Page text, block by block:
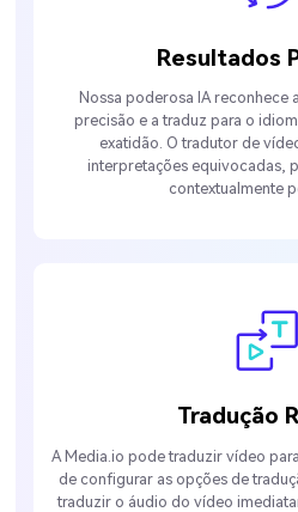
Resultados
Nossa poderosa IA reconhece
precisão e a traduz para o
exatidão. O tradutor de
interpretações equivocadas,
contextualmente
Tradução
A Media.io pode traduzir vídeo
de configurar as opções de
traduzir o áudio do vídeo